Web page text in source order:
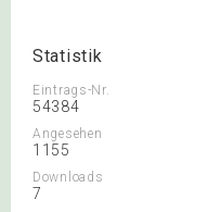
Statistik
Eintrags-Nr.
54384
Angesehen
1155
Downloads
7